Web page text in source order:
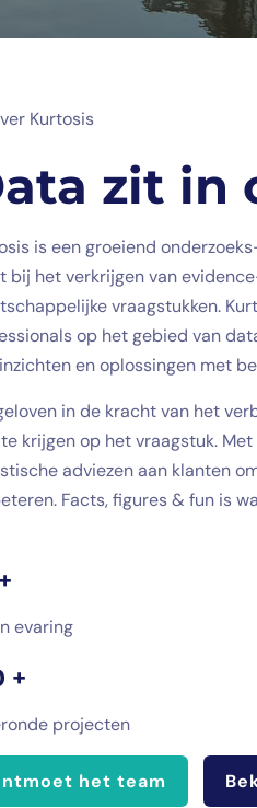
Kurtosis
zit in
is een groeiend
bij het verkrijgen van
vraagstukken.
op het gebied van
en oplossingen met
in de kracht van het
krijgen op het vraagstuk.
adviezen aan klanten
Facts, figures & fun is
evaring
+
projecten
het team